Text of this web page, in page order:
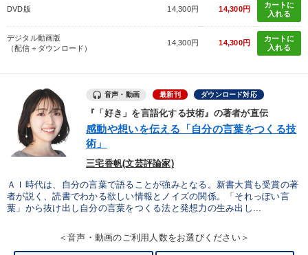
目的別
発想力を磨きたい
リーダーの魅力向上 財務・数字力の向上
キーワード
デジタルマーケティング 感動講話 不動産投資
DVD版 14,300円 14,300円
カートに
入れる
デジタル動画版
（配信＋ダウンロード）
14,300円 14,300円
カートに
入れる
音声・動画 最新刊 ダウンロード対応
『「好き」を言語化する技術』の著者が直伝
感動や想いを伝える「自分の言葉をつくる技
術」
三宅香帆(文芸評論家)
ＡＩ時代は、自分の言葉で語ることが強みとなる。新書大賞も受賞の著
者が説く、読書でわかる欲しい情報とノイズの関係。「それっぽい言
葉」から抜け出し自分の言葉をつくる法と発想力の生み出し...
＜音声・動画のご利用人数をお選びください＞